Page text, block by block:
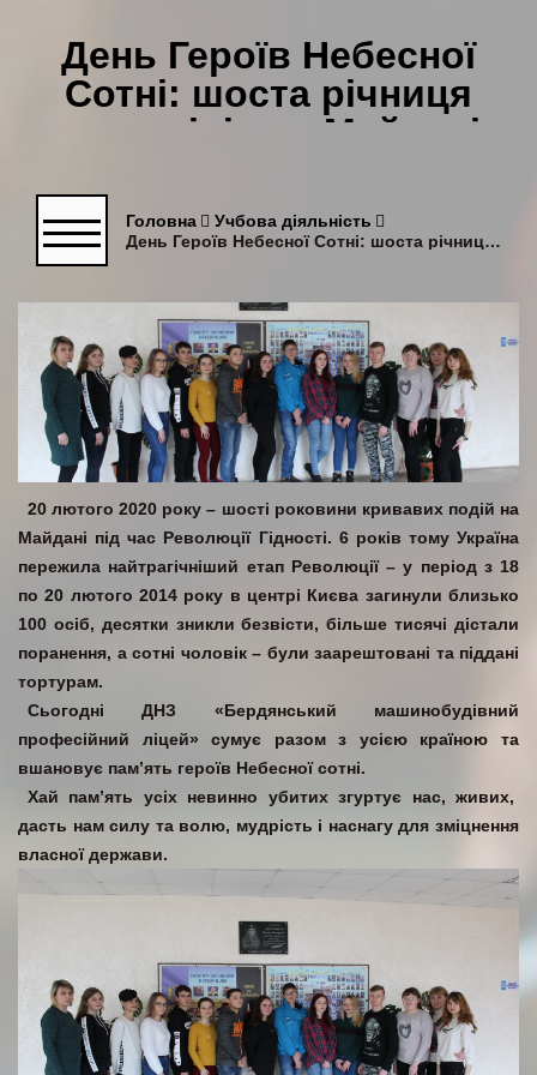
День Героїв Небесної
Сотні: шоста річниця
розстрілів на Майдані
Головна
Учбова діяльність
День Героїв Небесної Сотні: шоста річниця розстрілів на Майдані
20 лютого 2020 року – шості роковини кривавих подій на
Майдані під час Революції Гідності. 6 років тому Україна
пережила найтрагічніший етап Революції – у період з 18
по 20 лютого 2014 року в центрі Києва загинули близько
100 осіб, десятки зникли безвісти, більше тисячі дістали
поранення, а сотні чоловік – були заарештовані та піддані
тортурам.
Сьогодні ДНЗ «Бердянський машинобудівний
професійний ліцей» сумує разом з усією країною та
вшановує пам’ять героїв Небесної сотні.
Хай пам’ять усіх невинно убитих згуртує нас, живих,
дасть нам силу та волю, мудрість і наснагу для зміцнення
власної держави.